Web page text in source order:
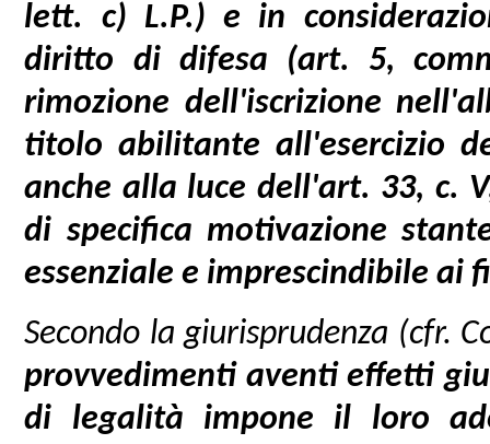
lett. c) L.P.) e in
diritto di difesa (art. 5,
rimozione dell'iscrizione
titolo abilitante all'esercizio
anche alla luce dell'art. 33, c.
di specifica motivazione
essenziale e imprescindibile ai
Secondo la giurisprudenza (cfr.
provvedimenti aventi effetti
di legalità impone il loro